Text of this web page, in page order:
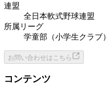
連盟
全日本軟式野球連盟
所属リーグ
学童部（小学生クラブ）
お問い合わせはこちら
コンテンツ